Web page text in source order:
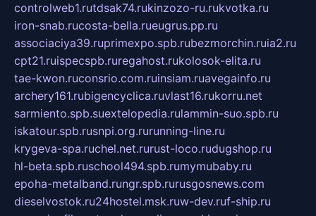
controlweb1.rutdsak74.rukinzozo-ru.rukvotka.ru
iron-snab.rucosta-bella.rueugrus.pp.ru
associaciya39.ruprimexpo.spb.rubezmorchin.ruia2.ru
cpt21.ruispecspb.ruregahost.rukolosok-elita.ru
tae-kwon.ruconsrio.com.ruinsiam.ruavegainfo.ru
archery161.rubigencyclica.ruvlast16.rukorru.net
sarmiento.spb.suextelopedia.rulammin-suo.spb.ru
iskatour.spb.rusnpi.org.rurunning-line.ru
krygeva-spa.ruchel.net.rurust-loco.rudugshop.ru
hl-beta.spb.ruschool494.spb.rumymubaby.ru
epoha-metalband.rungr.spb.rurusgosnews.com
dieselvostok.ru24hostel.msk.ruw-dev.ruf-ship.ru